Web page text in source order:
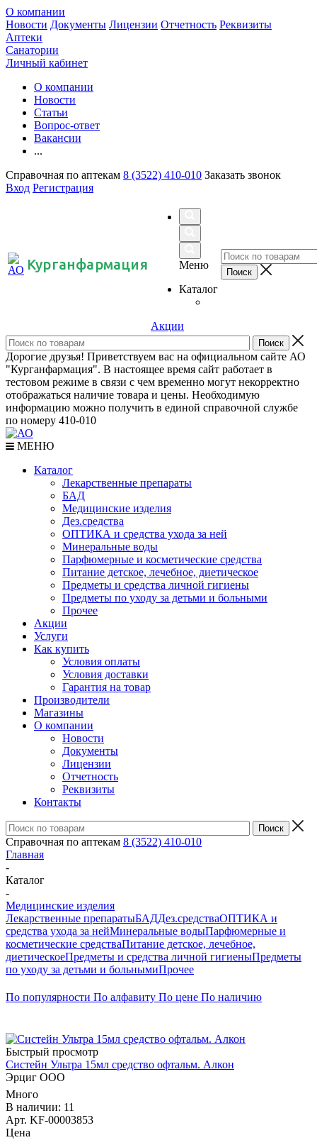
О компании
Новости Документы Лицензии Отчетность Реквизиты
Аптеки
Санатории
Личный кабинет
О компании
Новости
Статьи
Вопрос-ответ
Вакансии
...
Справочная по аптекам 8 (3522) 410-010 Заказать звонок
Вход Регистрация
Курганфармация
Меню
Каталог
Акции
Дорогие друзья! Приветствуем вас на официальном сайте АО
"Курганфармация". В настоящее время сайт работает в
тестовом режиме в связи с чем временно могут некорректно
отображаться наличие товара и цены. Необходимую
информацию можно получить в единой справочной службе
по номеру 410-010
МЕНЮ
Каталог
Лекарственные препараты
БАД
Медицинские изделия
Дез.средства
ОПТИКА и средства ухода за ней
Минеральные воды
Парфюмерные и косметические средства
Питание детское, лечебное, диетическое
Предметы и средства личной гигиены
Предметы по уходу за детьми и больными
Прочее
Акции
Услуги
Как купить
Условия оплаты
Условия доставки
Гарантия на товар
Производители
Магазины
О компании
Новости
Документы
Лицензии
Отчетность
Реквизиты
Контакты
Справочная по аптекам 8 (3522) 410-010
Главная
-
Каталог
-
Медицинские изделия
Лекарственные препаратыБАДДез.средстваОПТИКА и
средства ухода за нейМинеральные водыПарфюмерные и
косметические средстваПитание детское, лечебное,
диетическоеПредметы и средства личной гигиеныПредметы
по уходу за детьми и больнымиПрочее
По популярности По алфавиту По цене По наличию
Быстрый просмотр
Систейн Ультра 15мл средство офтальм. Алкон
Эрциг ООО
Много
В наличии: 11
Арт. KF-00003853
Цена